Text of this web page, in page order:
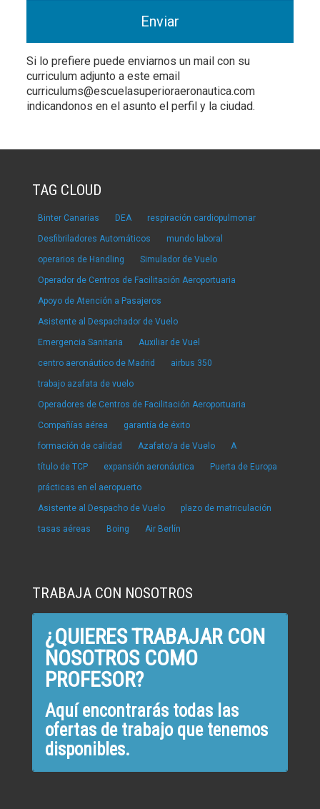
Si lo prefiere puede enviarnos un mail con su
curriculum adjunto a este email
curriculums@escuelasuperioraeronautica.com
indicandonos en el asunto el perfil y la ciudad.
TAG CLOUD
Binter Canarias DEA respiración cardiopulmonar
Desfibriladores Automáticos mundo laboral
operarios de Handling Simulador de Vuelo
Operador de Centros de Facilitación Aeroportuaria
Apoyo de Atención a Pasajeros
Asistente al Despachador de Vuelo
Emergencia Sanitaria Auxiliar de Vuel
centro aeronáutico de Madrid airbus 350
trabajo azafata de vuelo
Operadores de Centros de Facilitación Aeroportuaria
Compañías aérea garantía de éxito
formación de calidad Azafato/a de Vuelo A
título de TCP expansión aeronáutica Puerta de Europa
prácticas en el aeropuerto
Asistente al Despacho de Vuelo plazo de matriculación
tasas aéreas Boing Air Berlín
TRABAJA CON NOSOTROS
¿QUIERES TRABAJAR CON
NOSOTROS COMO
PROFESOR?
Aquí encontrarás todas las
ofertas de trabajo que tenemos
disponibles.